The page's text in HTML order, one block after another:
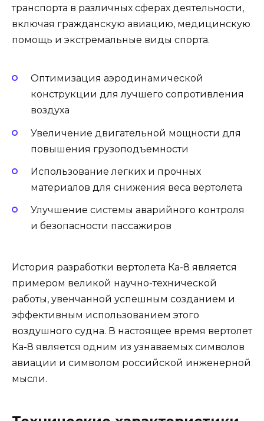
транспорта в различных сферах деятельности,
включая гражданскую авиацию, медицинскую
помощь и экстремальные виды спорта.
Оптимизация аэродинамической
конструкции для лучшего сопротивления
воздуха
Увеличение двигательной мощности для
повышения грузоподъемности
Использование легких и прочных
материалов для снижения веса вертолета
Улучшение системы аварийного контроля
и безопасности пассажиров
История разработки вертолета Ка-8 является
примером великой научно-технической
работы, увенчанной успешным созданием и
эффективным использованием этого
воздушного судна. В настоящее время вертолет
Ка-8 является одним из узнаваемых символов
авиации и символом российской инженерной
мысли.